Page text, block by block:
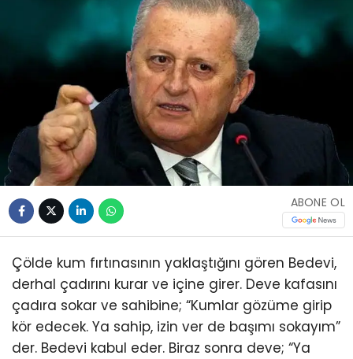
ABONE OL
Çölde kum fırtınasının yaklaştığını gören Bedevi,
derhal çadırını kurar ve içine girer. Deve kafasını
çadıra sokar ve sahibine; “Kumlar gözüme girip
kör edecek. Ya sahip, izin ver de başımı sokayım”
der. Bedevi kabul eder. Biraz sonra deve; “Ya